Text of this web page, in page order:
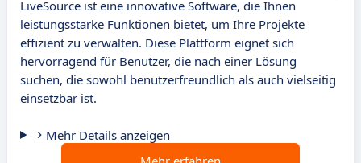
LiveSource ist eine innovative Software, die Ihnen
leistungsstarke Funktionen bietet, um Ihre Projekte
effizient zu verwalten. Diese Plattform eignet sich
hervorragend für Benutzer, die nach einer Lösung
suchen, die sowohl benutzerfreundlich als auch vielseitig
einsetzbar ist.
Mehr Details anzeigen